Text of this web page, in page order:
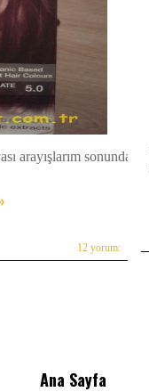
arayışlarım sonunda
12 yorum:
Ana Sayfa